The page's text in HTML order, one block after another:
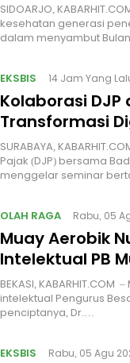
SIDOARJO,
kesehatan generasi
dalam menyambut
EKSBIS 14 Jam Yang
Kolaborasi DJP
Transformasi
SURABAYA,
Pajak (DJP) bersama
menggelar seminar
OLAH RAGA Rabu, 05
Muay Aerobik
Intelektual PB
BEKASI,
intelektual Pengurus
penciptanya, Dr.…
EKSBIS Rabu, 05 Agu